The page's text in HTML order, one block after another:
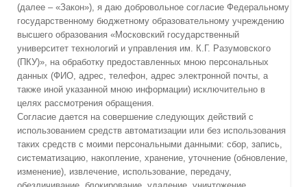
(далее – «Закон»), я даю добровольное согласие Федеральному
государственному бюджетному образовательному учреждению
высшего образования «Московский государственный
университет технологий и управления им. К.Г. Разумовского
(ПКУ)», на обработку предоставленных мною персональных
данных (ФИО, адрес, телефон, адрес электронной почты, а
также иной указанной мною информации) исключительно в
целях рассмотрения обращения.
Согласие дается на совершение следующих действий с
использованием средств автоматизации или без использования
таких средств с моими персональными данными: сбор, запись,
систематизацию, накопление, хранение, уточнение (обновление,
изменение), извлечение, использование, передачу,